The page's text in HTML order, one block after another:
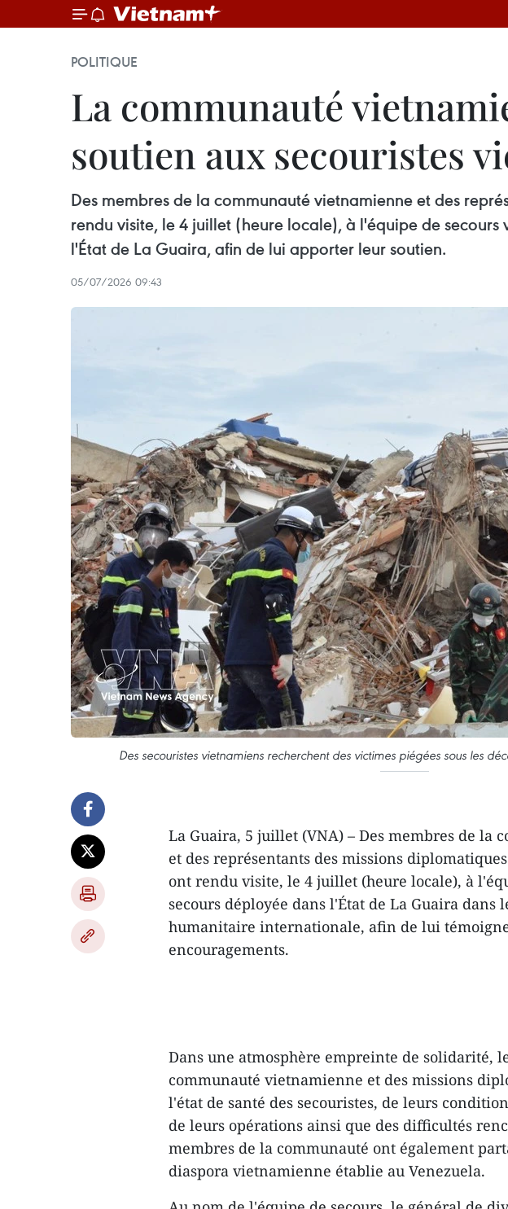
POLITIQUE
La communauté
soutien aux secouristes
Des membres de la communauté vietnamienne et des
rendu visite, le 4 juillet (heure locale), à ​​l'équipe de
l'État de La Guaira, afin de lui apporter leur soutien.
05/07/2026 09:43
Des secouristes vietnamiens recherchent des victimes piégées sous les
La Guaira, 5 juillet (VNA) – Des membres de la
et des représentants des missions
ont rendu visite, le 4 juillet (heure locale), à
secours déployée dans l'État de La Guaira dans
humanitaire internationale, afin de lui
encouragements.
Dans une atmosphère empreinte de solidarité,
communauté vietnamienne et des missions
l'état de santé des secouristes, de leurs
de leurs opérations ainsi que des difficultés
membres de la communauté ont également
diaspora vietnamienne établie au Venezuela.